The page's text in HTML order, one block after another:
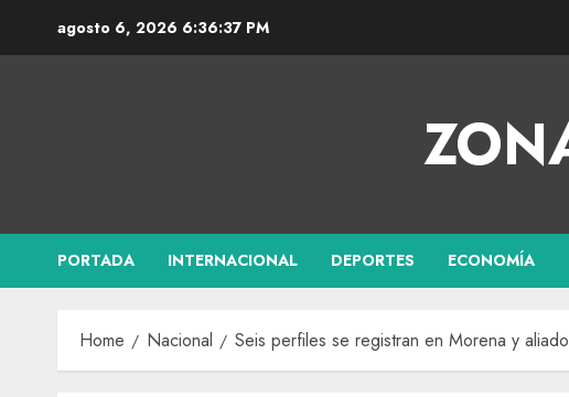
agosto 6, 2026 6:36:38 PM
PORTADA INTERNACIONAL DEPORTES ECONOMÍA
Home Nacional Seis perfiles se registran en Morena y